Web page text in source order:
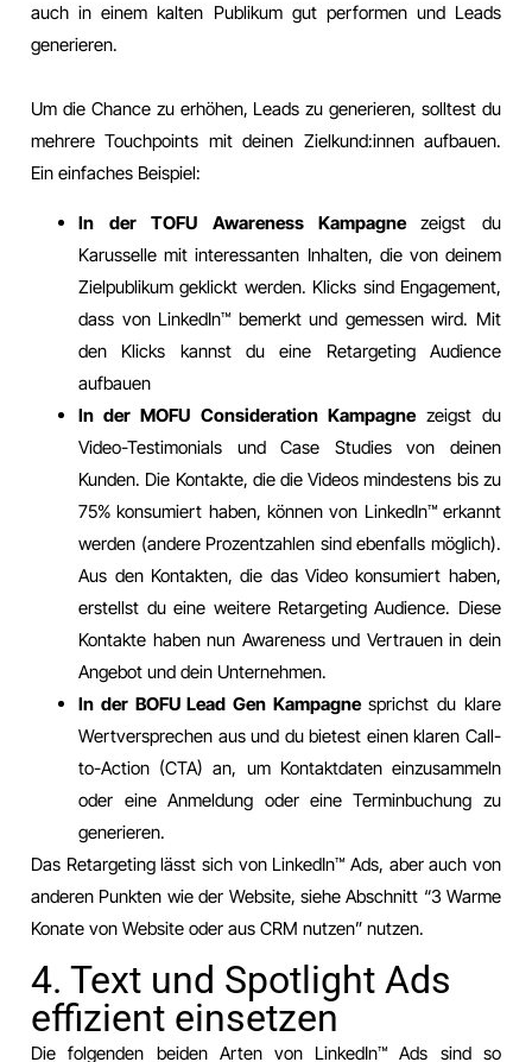
auch in einem kalten Publikum gut performen und Leads
generieren.
Um die Chance zu erhöhen, Leads zu generieren, solltest du
mehrere Touchpoints mit deinen Zielkund:innen aufbauen.
Ein einfaches Beispiel:
In der TOFU Awareness Kampagnezeigst du
Karusselle mit interessanten Inhalten, die von deinem
Zielpublikum geklickt werden. Klicks sind Engagement,
dass von LinkedIn™️ bemerkt und gemessen wird. Mit
den Klicks kannst du eine Retargeting Audience
aufbauen
In der MOFU Consideration Kampagnezeigst du
Video-Testimonials und Case Studies von deinen
Kunden. Die Kontakte, die die Videos mindestens bis zu
75% konsumiert haben, können von LinkedIn™️ erkannt
werden (andere Prozentzahlen sind ebenfalls möglich).
Aus den Kontakten, die das Video konsumiert haben,
erstellst du eine weitere Retargeting Audience. Diese
Kontakte haben nun Awareness und Vertrauen in dein
Angebot und dein Unternehmen.
In der BOFU Lead Gen Kampagnesprichst du klare
Wertversprechen aus und du bietest einen klaren Call-
to-Action (CTA) an, um Kontaktdaten einzusammeln
oder eine Anmeldung oder eine Terminbuchung zu
generieren.
Das Retargeting lässt sich von LinkedIn™️ Ads, aber auch von
anderen Punkten wie der Website, siehe Abschnitt “3 Warme
Konate von Website oder aus CRM nutzen” nutzen.
4. Text und Spotlight Ads
effizient einsetzen
Die folgenden beiden Arten von LinkedIn™️ Ads sind so